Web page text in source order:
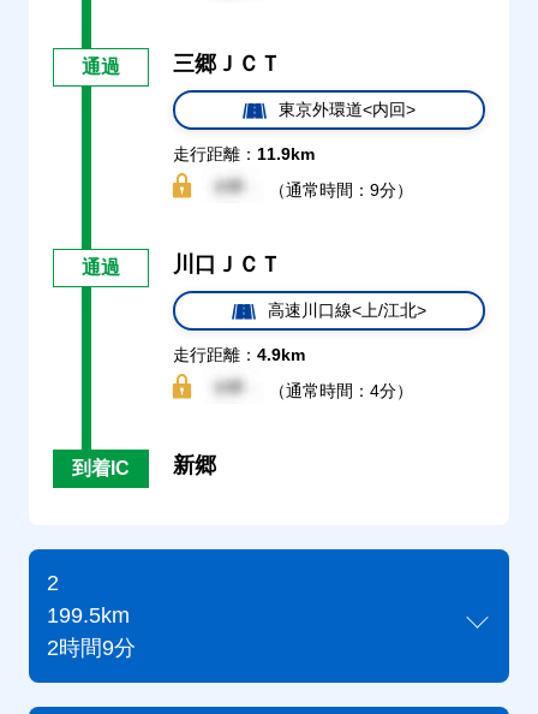
通過 三郷ＪＣＴ
東京外環道<内回>
走行距離： 11.9km
（通常時間：9分）
通過 川口ＪＣＴ
高速川口線<上/江北>
走行距離： 4.9km
（通常時間：4分）
到着IC 新郷
2
199.5km
2時間9分